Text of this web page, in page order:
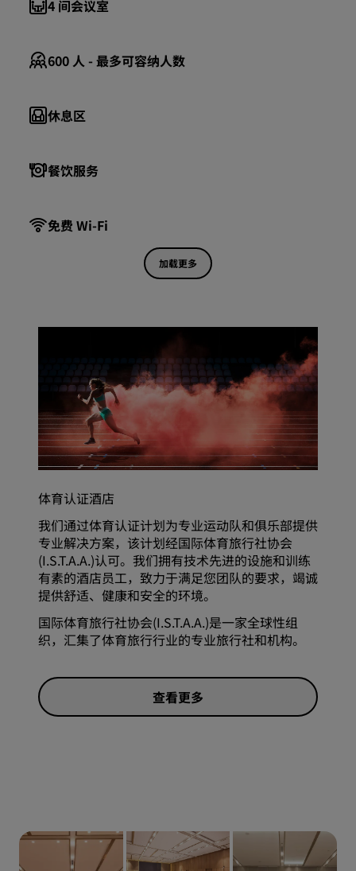
4 间会议室
600 人 - 最多可容纳人数
休息区
餐饮服务
免费 Wi-Fi
加载更多
体育认证酒店
我们通过体育认证计划为专业运动队和俱乐部提供
专业解决方案，该计划经国际体育旅行社协会
(I.S.T.A.A.)认可。我们拥有技术先进的设施和训练
有素的酒店员工，致力于满足您团队的要求，竭诚
提供舒适、健康和安全的环境。
国际体育旅行社协会(I.S.T.A.A.)是一家全球性组
织，汇集了体育旅行行业的专业旅行社和机构。
查看更多